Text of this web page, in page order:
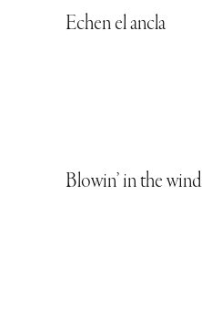
Echen el ancla
Blowin’ in the wind